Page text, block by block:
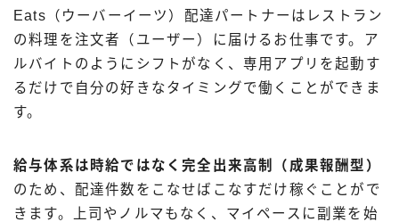
Eats（ウーバーイーツ）配達パートナーはレストラン
の料理を注文者（ユーザー）に届けるお仕事です。ア
ルバイトのようにシフトがなく、専用アプリを起動す
るだけで自分の好きなタイミングで働くことができま
す。
給与体系は時給ではなく完全出来高制（成果報酬型）
のため、配達件数をこなせばこなすだけ稼ぐことがで
きます。上司やノルマもなく、マイペースに副業を始